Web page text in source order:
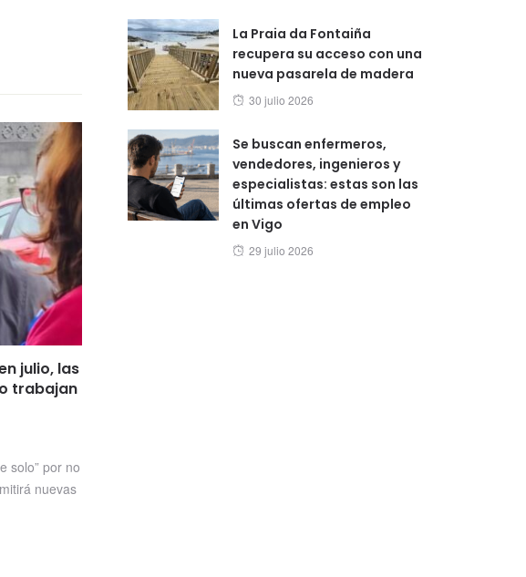
julio, las
trabajan
solo” por no
nuevas
La Praia da Fontaiña
recupera su acceso con una
nueva pasarela de madera
Posted
30 julio 2026
Se buscan enfermeros,
vendedores, ingenieros y
especialistas: estas son las
últimas ofertas de empleo
en Vigo
Posted
29 julio 2026